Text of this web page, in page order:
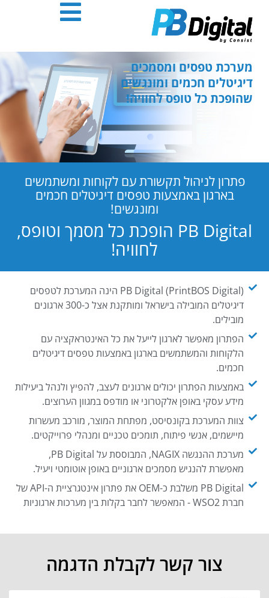
אנטר
מערכת טפסים ומסמכים
דיגיטלים חכמים ומונגשים
שהופכת כל טופס לחוויה!
פתרון לניהול תקשורת עם לקוחות ומשתמשים
בארגון באמצעות טפסים דיגיטלים חכמים
ומונגשים!
PB Digital הופכת כל מסמך וטופס,
לחוויה!
PB Digital (PrintBOS Digital) הינה המערכת לטפסים
דיגיטלים המובילה בישראל ומותקנת אצל כ-300 ארגונים
מובילים.
הפתרון מאפשר לארגון לייעל את כל האינטראקציה עם
הלקוחות והמשתמשים בארגון באמצעות טפסים דיגיטלים
חכמים.
באמצעות הפתרון יכולים ארגונים לעצב, להפיץ ולנהל ביעילות
מידע עסקי באופן אלקטרוני או מודפס במגוון הערוצים.
צוות המערכת בקונסיסט, מפתחת המוצר, מורכב מעשרות
מיישמים, אנשי פיתוח, תומכים טכניים ומנהלי פרוייקטים.
מערכת ההנגשה NAGIX, המבוססת על PB Digital,
מאפשרת להנגיש מסמכים ארגוניים באופן אוטומטי ויעיל.
PB Digital משלבת כ-OEM את פתרון אינטגרציית ה-API של
חברת WSO2 - המאפשר לחבר בקלות בין מערכות ארגוניות
צור קשר לקבלת הדגמה